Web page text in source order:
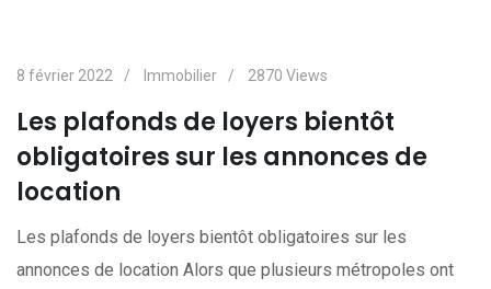
8 février 2022 Immobilier 2870 Views
Les plafonds de loyers bientôt
obligatoires sur les annonces de
location
Les plafonds de loyers bientôt obligatoires sur les
annonces de location Alors que plusieurs métropoles ont